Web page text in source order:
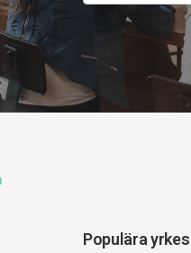
Populära